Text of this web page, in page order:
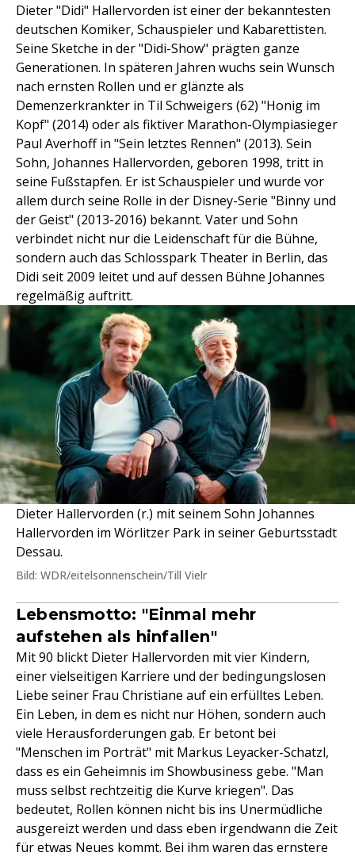
Dieter "Didi" Hallervorden ist einer der bekanntesten
deutschen Komiker, Schauspieler und Kabarettisten.
Seine Sketche in der "Didi-Show" prägten ganze
Generationen. In späteren Jahren wuchs sein Wunsch
nach ernsten Rollen und er glänzte als
Demenzerkrankter in Til Schweigers (62) "Honig im
Kopf" (2014) oder als fiktiver Marathon-Olympiasieger
Paul Averhoff in "Sein letztes Rennen" (2013). Sein
Sohn, Johannes Hallervorden, geboren 1998, tritt in
seine Fußstapfen. Er ist Schauspieler und wurde vor
allem durch seine Rolle in der Disney-Serie "Binny und
der Geist" (2013-2016) bekannt. Vater und Sohn
verbindet nicht nur die Leidenschaft für die Bühne,
sondern auch das Schlosspark Theater in Berlin, das
Didi seit 2009 leitet und auf dessen Bühne Johannes
regelmäßig auftritt.
Dieter Hallervorden (r.) mit seinem Sohn Johannes
Hallervorden im Wörlitzer Park in seiner Geburtsstadt
Dessau.
Bild: WDR/eitelsonnenschein/Till Vielr
Lebensmotto: "Einmal mehr
aufstehen als hinfallen"
Mit 90 blickt Dieter Hallervorden mit vier Kindern,
einer vielseitigen Karriere und der bedingungslosen
Liebe seiner Frau Christiane auf ein erfülltes Leben.
Ein Leben, in dem es nicht nur Höhen, sondern auch
viele Herausforderungen gab. Er betont bei
"Menschen im Porträt" mit Markus Leyacker-Schatzl,
dass es ein Geheimnis im Showbusiness gebe. "Man
muss selbst rechtzeitig die Kurve kriegen". Das
bedeutet, Rollen können nicht bis ins Unermüdliche
ausgereizt werden und dass eben irgendwann die Zeit
für etwas Neues kommt. Bei ihm waren das ernstere